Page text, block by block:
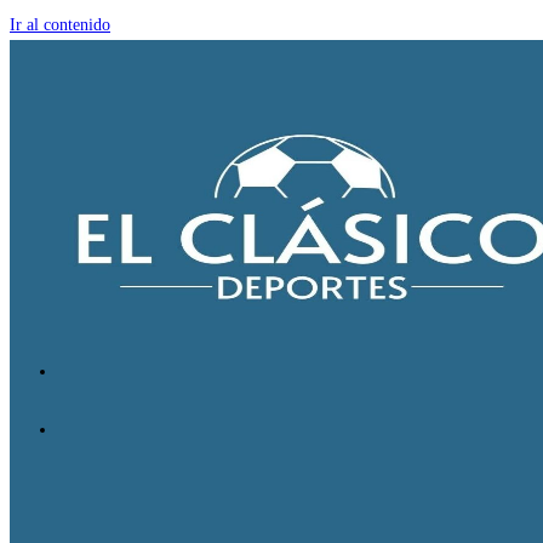
Ir al contenido